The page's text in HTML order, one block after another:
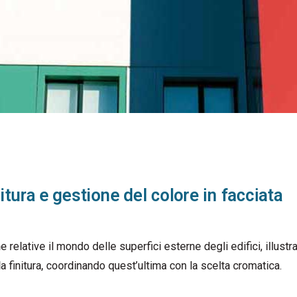
e gestione del colore in facciata
relative il mondo delle superfici esterne degli edifici,
coordinando quest’ultima con la scelta cromatica.